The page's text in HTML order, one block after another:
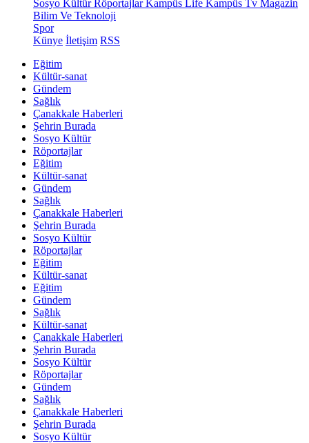
Sosyo KültürRöportajlarKampüs Life Kampüs Tv Magazin
Bilim Ve Teknoloji
Spor
Künye İletişim RSS
Eğitim
Kültür-sanat
Gündem
Sağlık
Çanakkale Haberleri
Şehrin Burada
Sosyo Kültür
Röportajlar
Eğitim
Kültür-sanat
Gündem
Sağlık
Çanakkale Haberleri
Şehrin Burada
Sosyo Kültür
Röportajlar
Eğitim
Kültür-sanat
Eğitim
Gündem
Sağlık
Kültür-sanat
Çanakkale Haberleri
Şehrin Burada
Sosyo Kültür
Röportajlar
Gündem
Sağlık
Çanakkale Haberleri
Şehrin Burada
Sosyo Kültür